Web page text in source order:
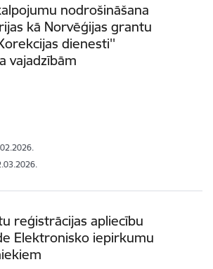
nodrošināšana
kā Norvēģijas grantu
dienesti''
vajadzībām
reģistrācijas apliecību
Elektronisko iepirkumu